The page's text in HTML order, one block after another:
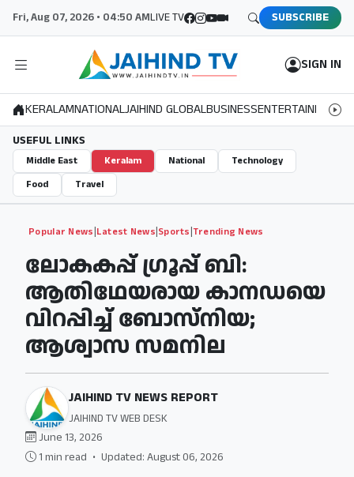
Fri, Aug 07, 2026 • 04:50 AMLIVE TV SUBSCRIBE
SIGN IN
KERALAMNATIONALJAIHIND GLOBALBUSINESSENTERTAINMENT
USEFUL LINKS
Middle East Keralam National
Technology
Food
Travel
Popular News|Latest News|Sports|Trending News
ലോകകപ്പ് ഗ്രൂപ്പ് ബി:
ആതിഥേയരായ കാനഡയെ
വിറപ്പിച്ച് ബോസ്‌നിയ;
ആശ്വാസ സമനില
JAIHIND TV NEWS REPORT
JAIHIND TV WEB DESK
June 13, 2026
1 min read • Updated: August 06, 2026